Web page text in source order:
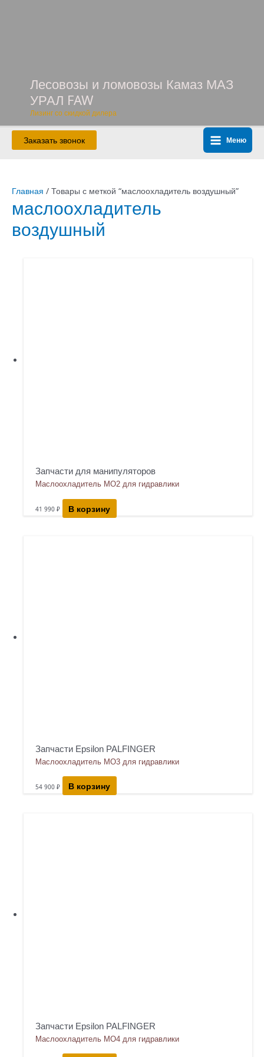
Лесовозы и ломовозы Камаз МАЗ
УРАЛ FAW
Лизинг со скидкой дилера
Заказать звонок
Main
Меню
Главная / Товары с меткой “маслоохладитель воздушный”
маслоохладитель
воздушный
Запчасти для манипуляторов
Маслоохладитель МО2 для гидравлики
41 990 ₽ В корзину
Запчасти Epsilon PALFINGER
Маслоохладитель МО3 для гидравлики
54 900 ₽ В корзину
Запчасти Epsilon PALFINGER
Маслоохладитель МО4 для гидравлики